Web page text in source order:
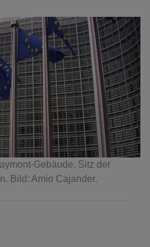
Gebäude, Sitz der
Bild: Amio Cajander.